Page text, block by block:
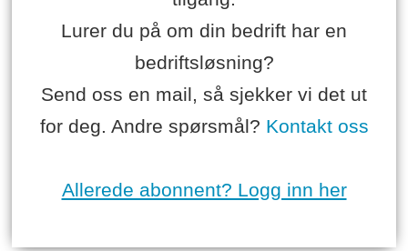
Lurer du på om din bedrift har en
bedriftsløsning?
Send oss en mail, så sjekker vi det ut
for deg. Andre spørsmål? Kontakt oss
Allerede abonnent? Logg inn her